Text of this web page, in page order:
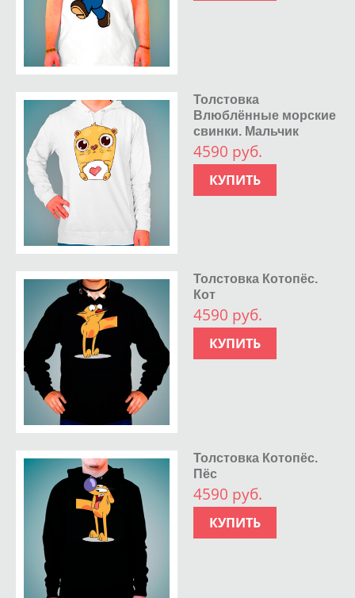
Толстовка
Влюблённые морские
свинки. Мальчик
4590 руб.
КУПИТЬ
Толстовка Котопёс.
Кот
4590 руб.
КУПИТЬ
Толстовка Котопёс.
Пёс
4590 руб.
КУПИТЬ